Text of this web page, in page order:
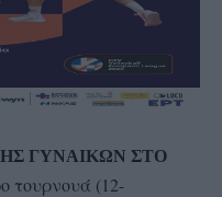
ΓΥΝΑΙΚΩΝ ΣΤΟ
τουρνουά (12-